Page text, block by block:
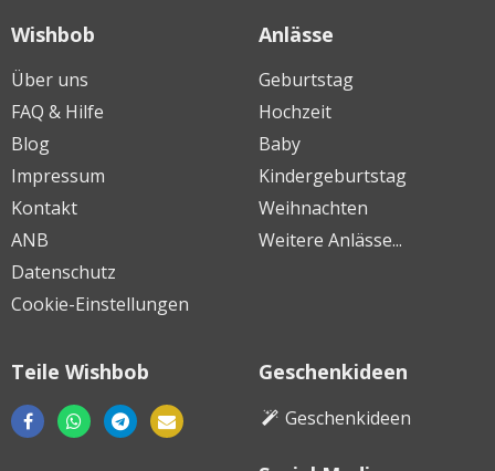
Wishbob
Über uns
FAQ & Hilfe
Blog
Impressum
Kontakt
ANB
Datenschutz
Cookie-Einstellungen
Anlässe
Geburtstag
Hochzeit
Baby
Kindergeburtstag
Weihnachten
Weitere Anlässe...
Teile Wishbob Geschenkideen
Geschenkideen